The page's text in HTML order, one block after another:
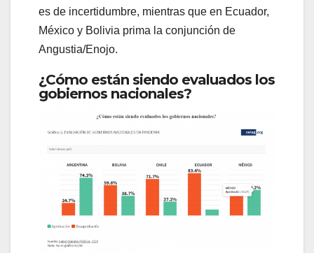
es de incertidumbre, mientras que en Ecuador,
México y Bolivia prima la conjunción de
Angustia/Enojo.
¿Cómo están siendo evaluados los
gobiernos nacionales?